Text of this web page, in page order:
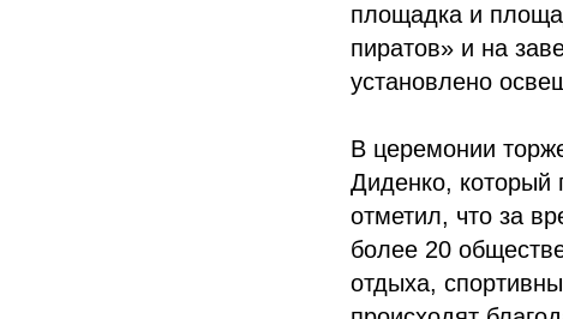
площадка и
пиратов» и на
установлено
В церемонии
Диденко, который
отметил, что за
более 20
отдыха,